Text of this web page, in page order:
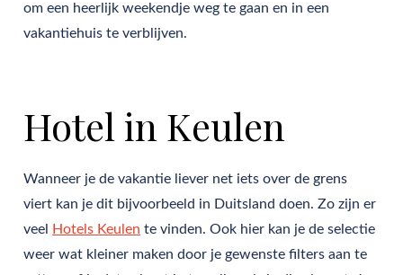
om een heerlijk weekendje weg te gaan en in een
vakantiehuis te verblijven.
Hotel in Keulen
Wanneer je de vakantie liever net iets over de grens
viert kan je dit bijvoorbeeld in Duitsland doen. Zo zijn er
veel
Hotels Keulen te vinden. Ook hier kan je de selectie
weer wat kleiner maken door je gewenste filters aan te